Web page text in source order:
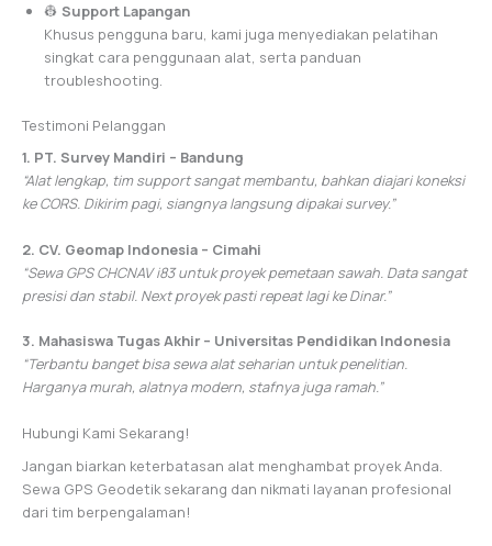
👷 Support Lapangan
Khusus pengguna baru, kami juga menyediakan pelatihan
singkat cara penggunaan alat, serta panduan
troubleshooting.
Testimoni Pelanggan
1. PT. Survey Mandiri – Bandung
“Alat lengkap, tim support sangat membantu, bahkan diajari koneksi
ke CORS. Dikirim pagi, siangnya langsung dipakai survey.”
2. CV. Geomap Indonesia – Cimahi
“Sewa GPS CHCNAV i83 untuk proyek pemetaan sawah. Data sangat
presisi dan stabil. Next proyek pasti repeat lagi ke Dinar.”
3. Mahasiswa Tugas Akhir – Universitas Pendidikan Indonesia
“Terbantu banget bisa sewa alat seharian untuk penelitian.
Harganya murah, alatnya modern, stafnya juga ramah.”
Hubungi Kami Sekarang!
Jangan biarkan keterbatasan alat menghambat proyek Anda.
Sewa GPS Geodetik sekarang dan nikmati layanan profesional
dari tim berpengalaman!